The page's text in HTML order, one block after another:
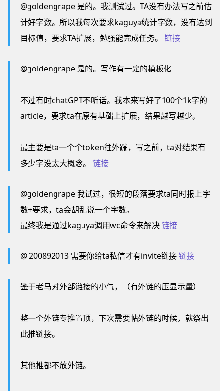
@goldengrape 是的。我测试过。TA没有办法写之前估
计好字数。所以我每次要求kaguya统计字数，没有达到
目标值，要求TA扩展，勉强能完成任务。 链接
@goldengrape 是的。写作有一定的模板化
不过有时chatGPT不听话。我本来写好了100个1k字的
article，要求ta在原有基础上扩展，结果越写越少。
最主要是ta一个个token往外蹦，写之前，ta对结果有
多少字没太大概念。 链接
@goldengrape 我试过，很短的段落要求ta同时报上字
数+要求，ta会胡乱说一个字数。
最终我是通过kaguya调用wc命令来解决链接
@l200892013 需要你给ta私信才有invite链接链接
鉴于老马对外部链接的小气，（有外链的压显示量）
整一个外链专推置顶，下次需要帖外链的时候，就祭出
此推链接。
其他推都不放外链。